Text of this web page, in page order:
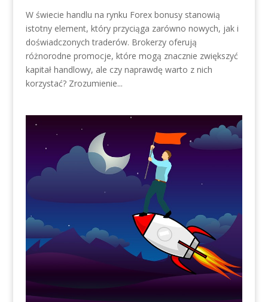
W świecie handlu na rynku Forex bonusy stanowią
istotny element, który przyciąga zarówno nowych, jak i
doświadczonych traderów. Brokerzy oferują
różnorodne promocje, które mogą znacznie zwiększyć
kapitał handlowy, ale czy naprawdę warto z nich
korzystać? Zrozumienie...